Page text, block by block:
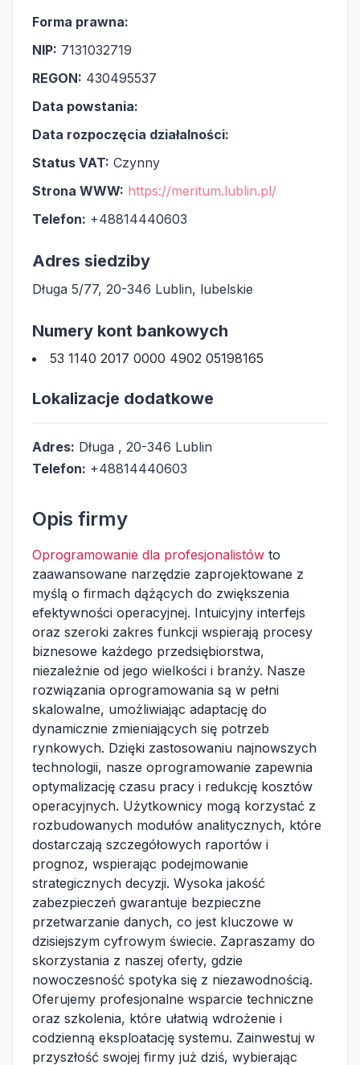
Forma prawna:
NIP: 7131032719
REGON: 430495537
Data powstania:
Data rozpoczęcia działalności:
Status VAT: Czynny
Strona WWW: https://meritum.lublin.pl/
Telefon: +48814440603
Adres siedziby
Długa 5/77, 20-346 Lublin, lubelskie
Numery kont bankowych
53 1140 2017 0000 4902 05198165
Lokalizacje dodatkowe
Adres: Długa , 20-346 Lublin
Telefon: +48814440603
Opis firmy
Oprogramowanie dla profesjonalistów to
zaawansowane narzędzie zaprojektowane z
myślą o firmach dążących do zwiększenia
efektywności operacyjnej. Intuicyjny interfejs
oraz szeroki zakres funkcji wspierają procesy
biznesowe każdego przedsiębiorstwa,
niezależnie od jego wielkości i branży. Nasze
rozwiązania oprogramowania są w pełni
skalowalne, umożliwiając adaptację do
dynamicznie zmieniających się potrzeb
rynkowych. Dzięki zastosowaniu najnowszych
technologii, nasze oprogramowanie zapewnia
optymalizację czasu pracy i redukcję kosztów
operacyjnych. Użytkownicy mogą korzystać z
rozbudowanych modułów analitycznych, które
dostarczają szczegółowych raportów i
prognoz, wspierając podejmowanie
strategicznych decyzji. Wysoka jakość
zabezpieczeń gwarantuje bezpieczne
przetwarzanie danych, co jest kluczowe w
dzisiejszym cyfrowym świecie. Zapraszamy do
skorzystania z naszej oferty, gdzie
nowoczesność spotyka się z niezawodnością.
Oferujemy profesjonalne wsparcie techniczne
oraz szkolenia, które ułatwią wdrożenie i
codzienną eksploatację systemu. Zainwestuj w
przyszłość swojej firmy już dziś, wybierając